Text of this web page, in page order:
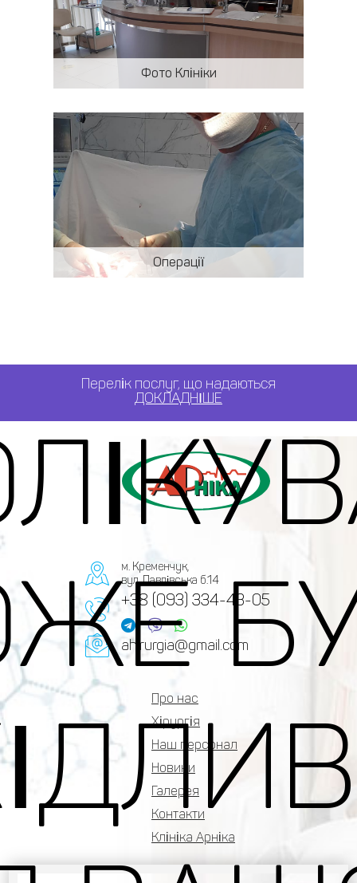
Фото Клініки
Операції
Перелік послуг, що надаються
ДОКЛАДНІШЕ
м. Кременчук,
вул. Павлівська б.14
+38 (093) 334-43-05
ahirurgia@gmail.com
Про нас
Хірургія
Наш персонал
Новини
Галерея
Контакти
Клініка Арніка